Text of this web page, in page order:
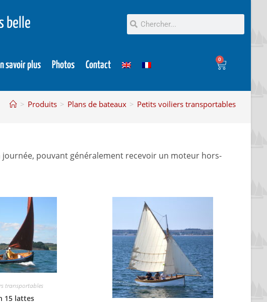
belle
savoir plus Photos Contact
0
> Produits > Plans de bateaux > Petits voiliers transportables
pouvant généralement recevoir un moteur hors-
transportables
15 lattes